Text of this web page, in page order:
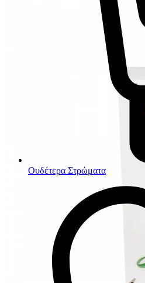
Ουδέτερα Στρώματα